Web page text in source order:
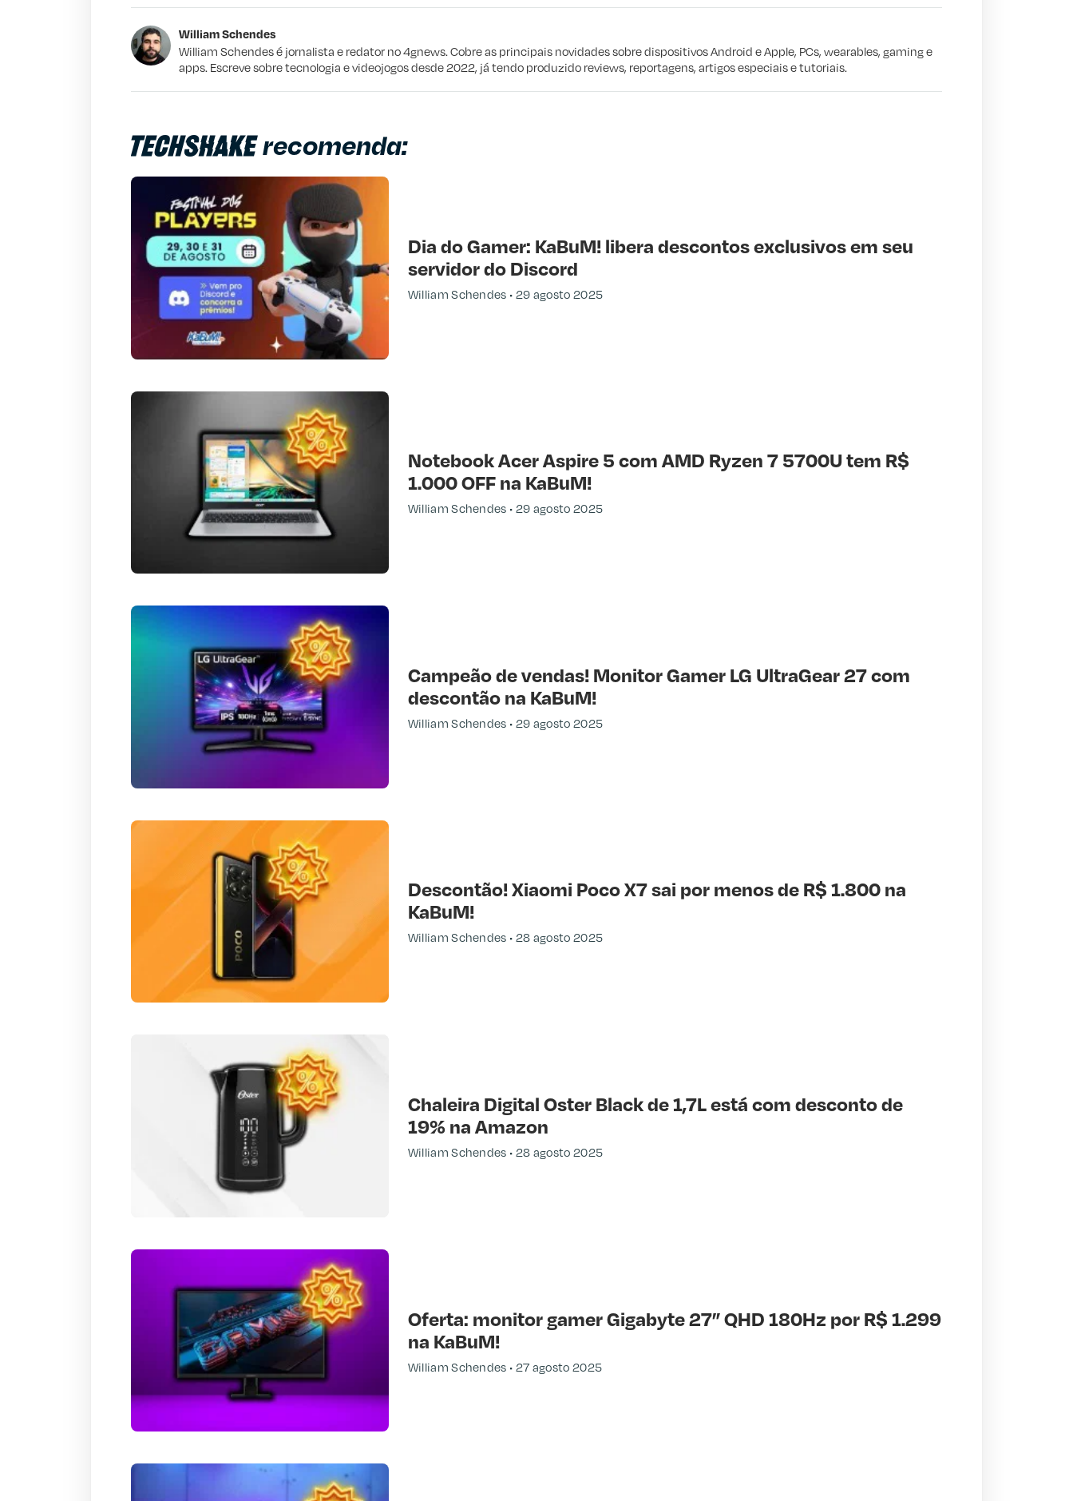
Este conteúdo não tem a informação que procuro
William Schendes
William Schendes é jornalista e redator no 4gnews. Cobre as principais novidades sobre dispositivos Android e Apple, PCs, wearables, gaming e
apps. Escreve sobre tecnologia e videojogos desde 2022, já tendo produzido reviews, reportagens, artigos especiais e tutoriais.
recomenda:
Dia do Gamer: KaBuM! libera descontos exclusivos em seu
servidor do Discord
William Schendes 29 agosto 2025
Notebook Acer Aspire 5 com AMD Ryzen 7 5700U tem R$
1.000 OFF na KaBuM!
William Schendes 29 agosto 2025
Campeão de vendas! Monitor Gamer LG UltraGear 27 com
descontão na KaBuM!
William Schendes 29 agosto 2025
Descontão! Xiaomi Poco X7 sai por menos de R$ 1.800 na
KaBuM!
William Schendes 28 agosto 2025
Chaleira Digital Oster Black de 1,7L está com desconto de
19% na Amazon
William Schendes 28 agosto 2025
Oferta: monitor gamer Gigabyte 27” QHD 180Hz por R$ 1.299
na KaBuM!
William Schendes 27 agosto 2025